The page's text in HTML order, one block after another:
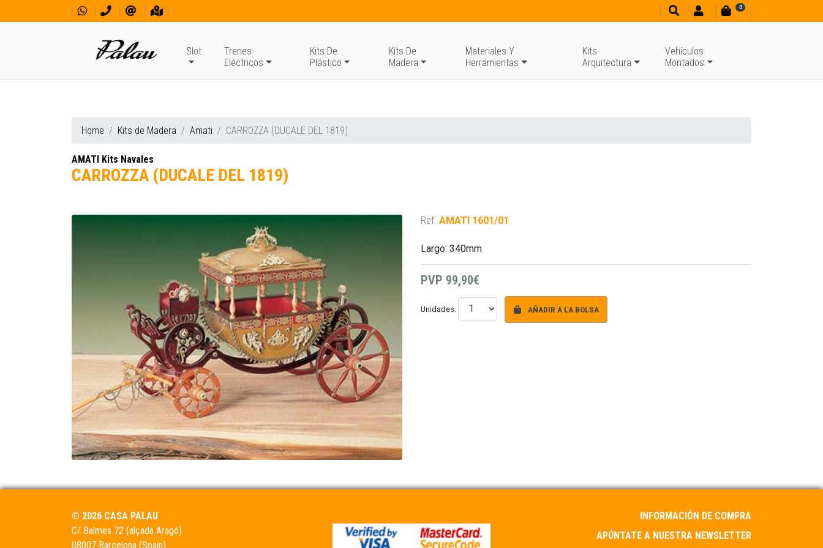
0
Slot
Trenes
Eléctricos
Kits De
Plástico
Kits De
Madera
Materiales Y
Herramientas
Kits
Arquitectura
Vehículos
Montados
Home Kits de Madera Amati CARROZZA (DUCALE DEL 1819)
AMATI Kits Navales
CARROZZA (DUCALE DEL 1819)
Ref. AMATI 1601/01
Largo: 340mm
PVP 99,90€
Unidades: AÑADIR A LA BOLSA
© 2026 CASA PALAU
C/ Balmes 72 (alçada Aragó)
08007 Barcelona (Spain)
INFORMACIÓN DE COMPRA
APÚNTATE A NUESTRA NEWSLETTER